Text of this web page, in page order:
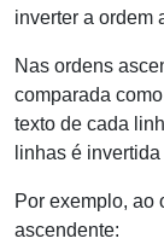
inverter a ordem
Nas ordens
comparada
texto de cada
linhas é
Por exemplo, ao
ascendente: